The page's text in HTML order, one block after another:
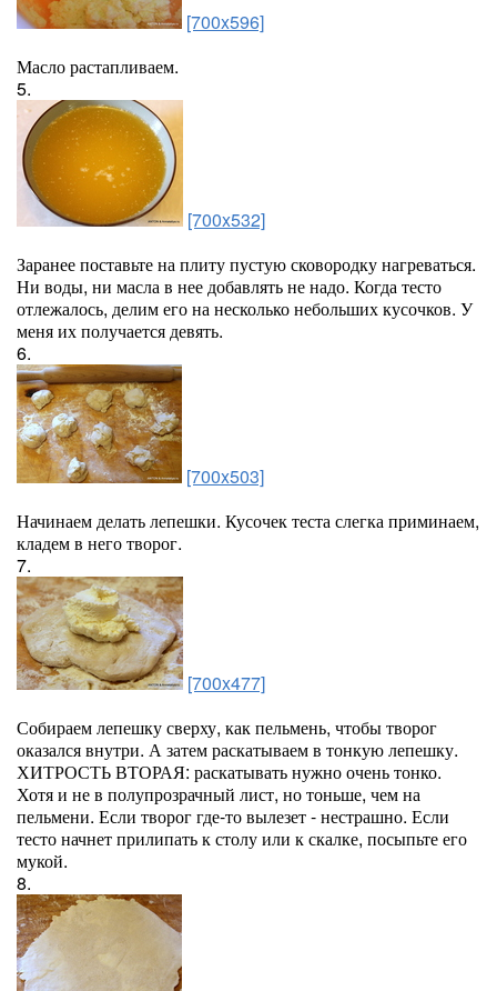
[700x596]
Масло растапливаем.
5.
[700x532]
Заранее поставьте на плиту пустую сковородку нагреваться.
Ни воды, ни масла в нее добавлять не надо. Когда тесто
отлежалось, делим его на несколько небольших кусочков. У
меня их получается девять.
6.
[700x503]
Начинаем делать лепешки. Кусочек теста слегка приминаем,
кладем в него творог.
7.
[700x477]
Собираем лепешку сверху, как пельмень, чтобы творог
оказался внутри. А затем раскатываем в тонкую лепешку.
ХИТРОСТЬ ВТОРАЯ: раскатывать нужно очень тонко.
Хотя и не в полупрозрачный лист, но тоньше, чем на
пельмени. Если творог где-то вылезет - нестрашно. Если
тесто начнет прилипать к столу или к скалке, посыпьте его
мукой.
8.